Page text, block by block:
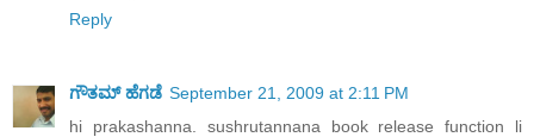
Reply
ಗೌತಮ್ ಹೆಗಡೆ September 21, 2009 at 2:11 PM
hi prakashanna. sushrutannana book release function li